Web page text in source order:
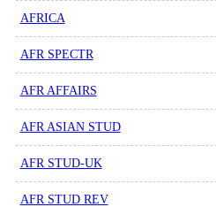
AFRICA
AFR SPECTR
AFR AFFAIRS
AFR ASIAN STUD
AFR STUD-UK
AFR STUD REV